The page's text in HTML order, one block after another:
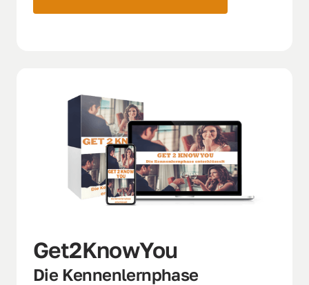
Get2KnowYou
Die Kennenlernphase